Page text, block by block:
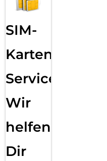
SIM-
Karten
Service:
Wir
helfen
Dir